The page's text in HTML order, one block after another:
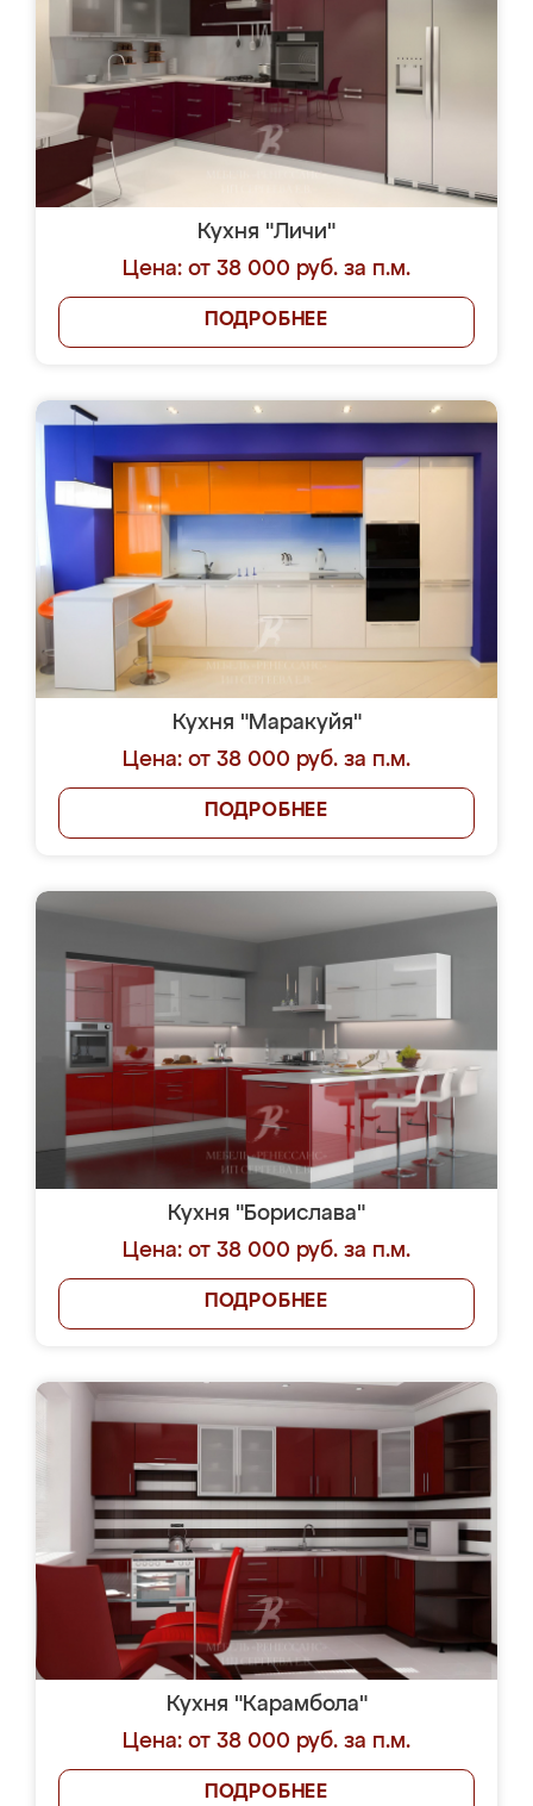
Кухня "Личи"
Цена: от 38 000 руб. за п.м.
ПОДРОБНЕЕ
Кухня "Маракуйя"
Цена: от 38 000 руб. за п.м.
ПОДРОБНЕЕ
Кухня "Борислава"
Цена: от 38 000 руб. за п.м.
ПОДРОБНЕЕ
Кухня "Карамбола"
Цена: от 38 000 руб. за п.м.
ПОДРОБНЕЕ